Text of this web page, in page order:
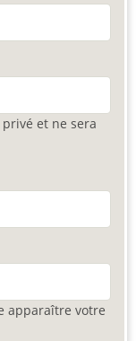
et ne sera
apparaître votre